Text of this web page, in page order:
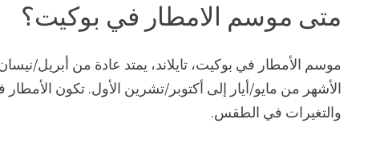
متى موسم الامطار في بوكيت؟
موسم الأمطار في بوكيت، تايلاند، يمتد عادة من أبريل/
الأشهر من مايو/أيار إلى أكتوبر/تشرين الأول. تكون
والتغيرات في الطقس.